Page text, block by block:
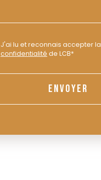
J'ai lu et reconnais accepter la
confidentialité de LCB*
ENVOYER